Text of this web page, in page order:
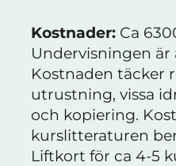
Kostnader: Ca
Undervisningen är
Kostnaden täcker
utrustning, vissa
och kopiering.
kurslitteraturen
Liftkort för ca 4-5